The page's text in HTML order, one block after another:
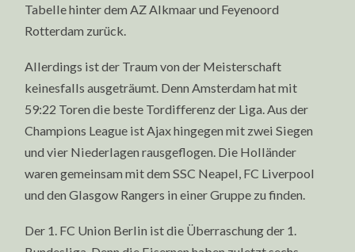
Tabelle hinter dem AZ Alkmaar und Feyenoord
Rotterdam zurück.
Allerdings ist der Traum von der Meisterschaft
keinesfalls ausgeträumt. Denn Amsterdam hat mit
59:22 Toren die beste Tordifferenz der Liga. Aus der
Champions League ist Ajax hingegen mit zwei Siegen
und vier Niederlagen rausgeflogen. Die Holländer
waren gemeinsam mit dem SSC Neapel, FC Liverpool
und den Glasgow Rangers in einer Gruppe zu finden.
Der 1. FC Union Berlin ist die Überraschung der 1.